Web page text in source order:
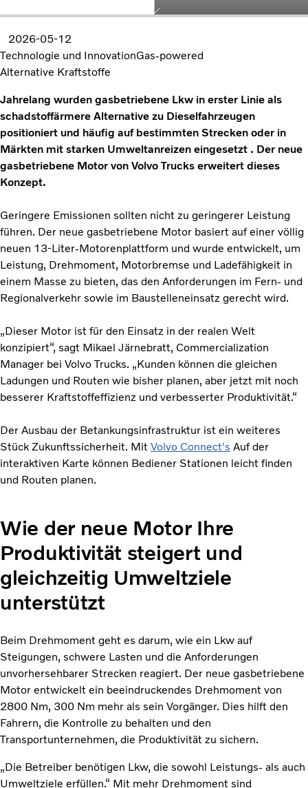
2026-05-12
Technologie und InnovationGas-powered
Alternative Kraftstoffe
Jahrelang wurden gasbetriebene Lkw in erster Linie als
schadstoffärmere Alternative zu Dieselfahrzeugen
positioniert und häufig auf bestimmten Strecken oder in
Märkten mit starken Umweltanreizen eingesetzt . Der neue
gasbetriebene Motor von Volvo Trucks erweitert dieses
Konzept.
Geringere Emissionen sollten nicht zu geringerer Leistung
führen. Der neue gasbetriebene Motor basiert auf einer völlig
neuen 13-Liter-Motorenplattform und wurde entwickelt, um
Leistung, Drehmoment, Motorbremse und Ladefähigkeit in
einem Masse zu bieten, das den Anforderungen im Fern- und
Regionalverkehr sowie im Baustelleneinsatz gerecht wird.
„Dieser Motor ist für den Einsatz in der realen Welt
konzipiert“, sagt Mikael Järnebratt, Commercialization
Manager bei Volvo Trucks. „Kunden können die gleichen
Ladungen und Routen wie bisher planen, aber jetzt mit noch
besserer Kraftstoffeffizienz und verbesserter Produktivität.“
Der Ausbau der Betankungsinfrastruktur ist ein weiteres
Stück Zukunftssicherheit. Mit Volvo Connect's Auf der
interaktiven Karte können Bediener Stationen leicht finden
und Routen planen.
Wie der neue Motor Ihre
Produktivität steigert und
gleichzeitig Umweltziele
unterstützt
Beim Drehmoment geht es darum, wie ein Lkw auf
Steigungen, schwere Lasten und die Anforderungen
unvorhersehbarer Strecken reagiert. Der neue gasbetriebene
Motor entwickelt ein beeindruckendes Drehmoment von
2800 Nm, 300 Nm mehr als sein Vorgänger. Dies hilft den
Fahrern, die Kontrolle zu behalten und den
Transportunternehmen, die Produktivität zu sichern.
„Die Betreiber benötigen Lkw, die sowohl Leistungs- als auch
Umweltziele erfüllen.“ Mit mehr Drehmoment sind